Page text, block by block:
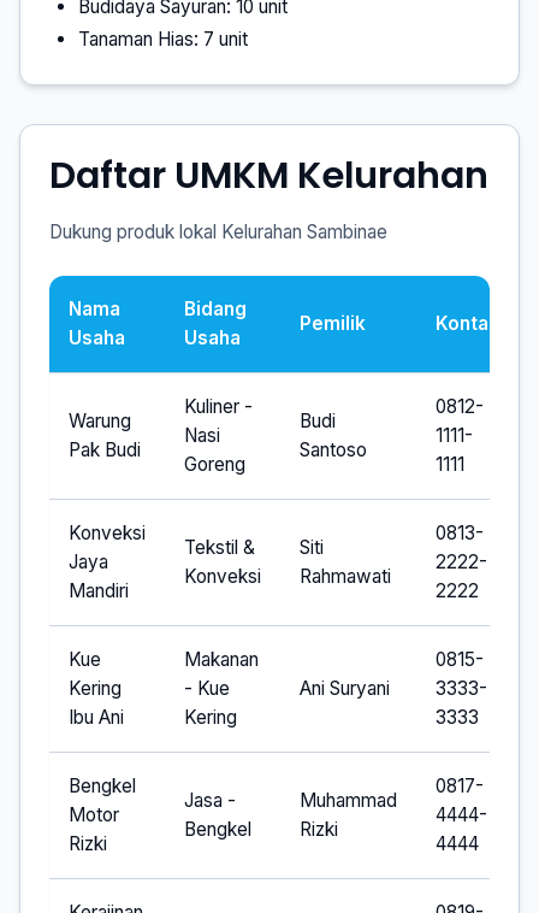
Budidaya Sayuran: 10 unit
Tanaman Hias: 7 unit
Daftar UMKM Kelurahan
Dukung produk lokal Kelurahan Sambinae
Nama
Usaha
Bidang
Usaha
Pemilik Kontak
Warung
Pak Budi
Kuliner -
Nasi
Goreng
Budi
Santoso
0812-
1111-
1111
Konveksi
Jaya
Mandiri
Tekstil &
Konveksi
Siti
Rahmawati
0813-
2222-
2222
Kue
Kering
Ibu Ani
Makanan
- Kue
Kering
Ani Suryani
0815-
3333-
3333
Bengkel
Motor
Rizki
Jasa -
Bengkel
Muhammad
Rizki
0817-
4444-
4444